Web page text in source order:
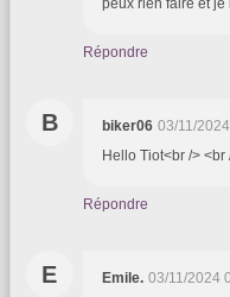
peux rien faire et
Répondre
B biker06 03/11/
Hello Tiot<br />
Répondre
E Emile. 03/11/2024